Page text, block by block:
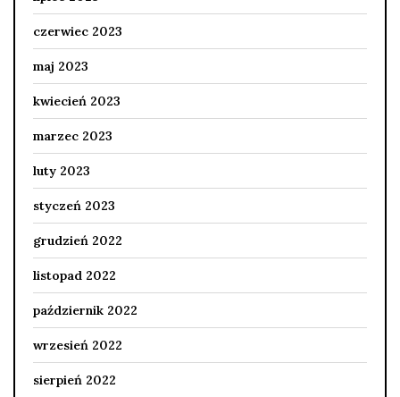
czerwiec 2023
maj 2023
kwiecień 2023
marzec 2023
luty 2023
styczeń 2023
grudzień 2022
listopad 2022
październik 2022
wrzesień 2022
sierpień 2022